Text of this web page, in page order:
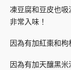
凍豆腐和豆皮也吸
非常入味！
因為有加紅棗和
因為有加天釀黑